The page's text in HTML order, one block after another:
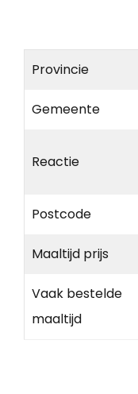
Provincie
Gemeente
Reactie
Postcode
Maaltijd prijs
Vaak bestelde
maaltijd